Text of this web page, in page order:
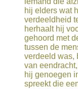
hij elders wat
verdeeldheid
herhaalt hij
gehoord met
tussen de
verdeeld was,
van
hij genoegen
spreekt die